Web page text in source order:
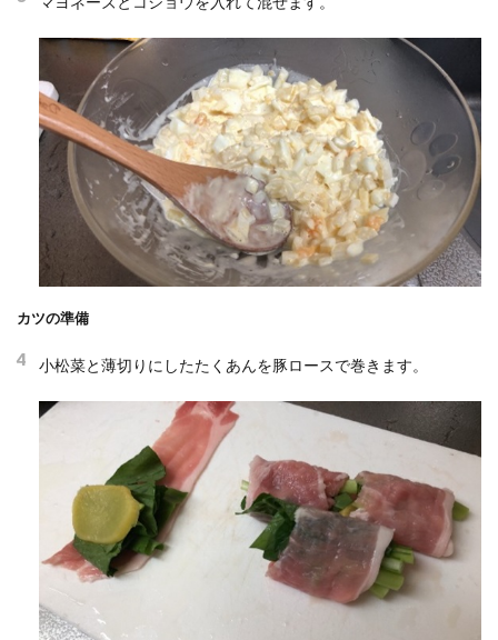
カツの準備
4 小松菜と薄切りにしたたくあんを豚ロースで巻きます。